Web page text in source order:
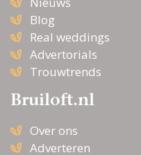
Blog
Real weddings
Advertorials
Trouwtrends
Bruiloft.nl
Over ons
Adverteren